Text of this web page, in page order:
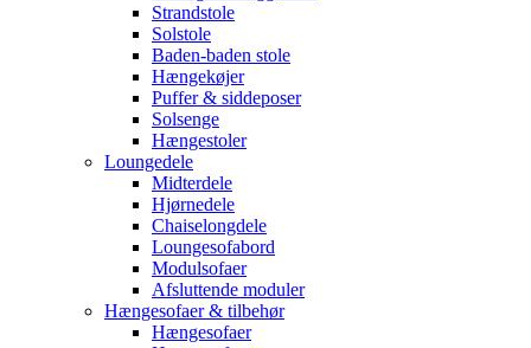
Strandstole
Solstole
Baden-baden stole
Hængekøjer
Puffer & siddeposer
Solsenge
Hængestoler
Loungedele
Midterdele
Hjørnedele
Chaiselongdele
Loungesofabord
Modulsofaer
Afsluttende moduler
Hængesofaer & tilbehør
Hængesofaer